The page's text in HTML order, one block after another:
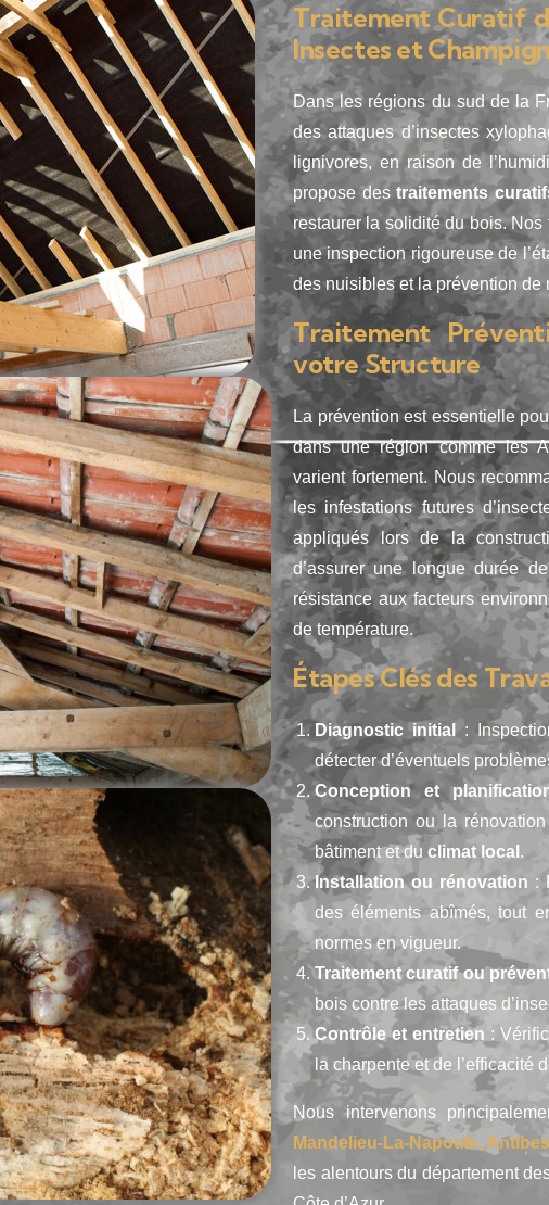
Traitement Curatif
Insectes et
Dans les régions du sud de la
des attaques d’insectes
lignivores, en raison de
propose destraitements
restaurer la solidité du bois.
une inspection rigoureuse de
des nuisibles et la prévention de
Traitement
votre Structure
La prévention est essentielle
dans une région comme les
varient fortement. Nous
les infestations futures
appliqués lors de la
d’assurer une longue durée
résistance aux facteurs
de température.
Étapes Clés des
Diagnostic initial
:
détecter d’éventuels
Conception et
construction ou la
bâtiment et du climat local .
Installation ou rénovation :
des éléments abîmés, tout
normes en vigueur.
Traitement curatif ou
bois contre les attaques
Contrôle et entretien :
la charpente et de l’efficacité
Nous intervenons
Mandelieu-La-Napoule,
les alentours du département